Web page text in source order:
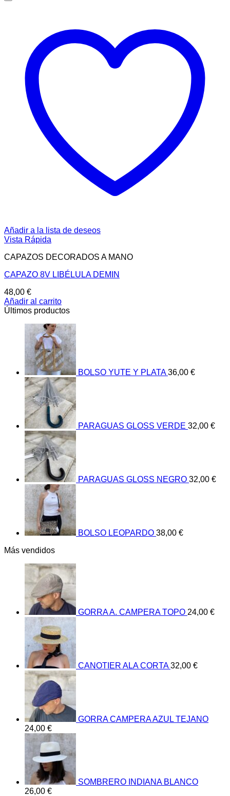
Añadir a la lista de deseos
Vista Rápida
CAPAZOS DECORADOS A MANO
CAPAZO 8V LIBÉLULA DEMIN
48,00 €
Añadir al carrito
Últimos productos
BOLSO YUTE Y PLATA 36,00 €
PARAGUAS GLOSS VERDE 32,00 €
PARAGUAS GLOSS NEGRO 32,00 €
BOLSO LEOPARDO 38,00 €
Más vendidos
GORRA A. CAMPERA TOPO 24,00 €
CANOTIER ALA CORTA 32,00 €
GORRA CAMPERA AZUL TEJANO
24,00 €
SOMBRERO INDIANA BLANCO
26,00 €